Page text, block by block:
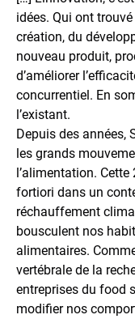
idées. Qui ont
création, du
nouveau produit,
d’améliorer
concurrentiel. En
l’existant.
Depuis des années,
les grands
l’alimentation. Cette
fortiori dans un
réchauffement
bousculent nos
alimentaires.
vertébrale de la
entreprises du food
modifier nos